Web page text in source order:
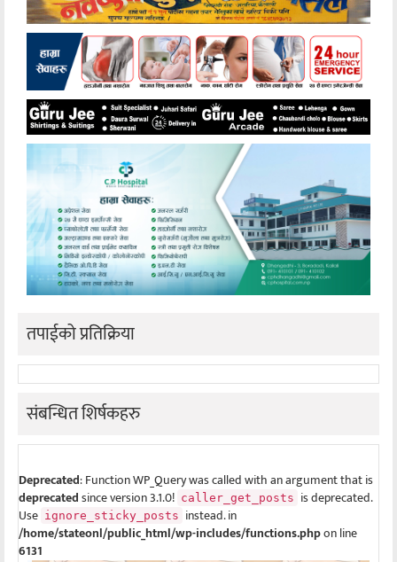
तपाईको प्रतिक्रिया
संबन्धित शिर्षकहरु
Deprecated: Function WP_Query was called with an argument that is
deprecatedsince version 3.1.0! caller_get_posts is deprecated.
Use ignore_sticky_posts instead. in
/home/stateonl/public_html/wp-includes/functions.phpon line
6131